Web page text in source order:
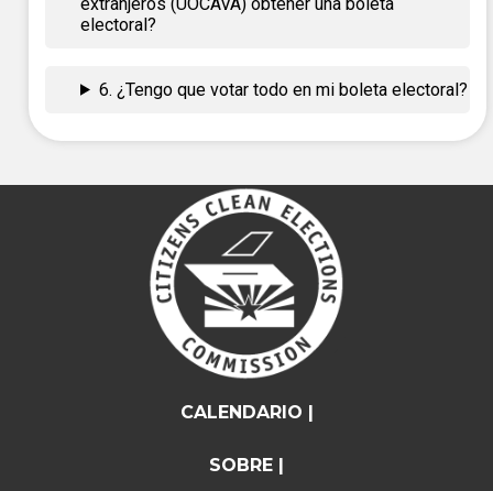
electoral?
6. ¿Tengo que votar todo en mi boleta electoral?
CALENDARIO |
SOBRE |